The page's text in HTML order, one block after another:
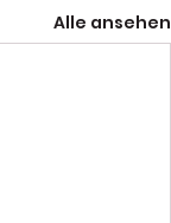
Alle ansehen